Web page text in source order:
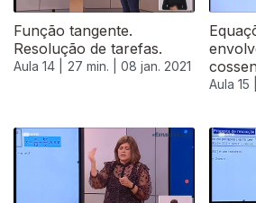
Função tangente.
Resolução de tarefas.
Aula 14 | 27 min. | 08 jan. 2021
Aula 15 |